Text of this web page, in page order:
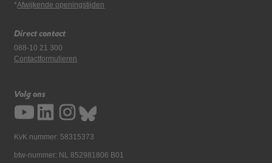
*Afwijkende openingstijden
Direct contact
088-10 21 300
Contactformulieren
Volg ons
KvK nummer: 58315373
btw-nummer: NL 852981806 B01